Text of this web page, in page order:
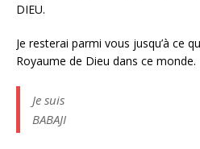
DIEU.
Je resterai parmi vous jusqu’à ce
Royaume de Dieu dans ce monde.
Je suis
BABAJI